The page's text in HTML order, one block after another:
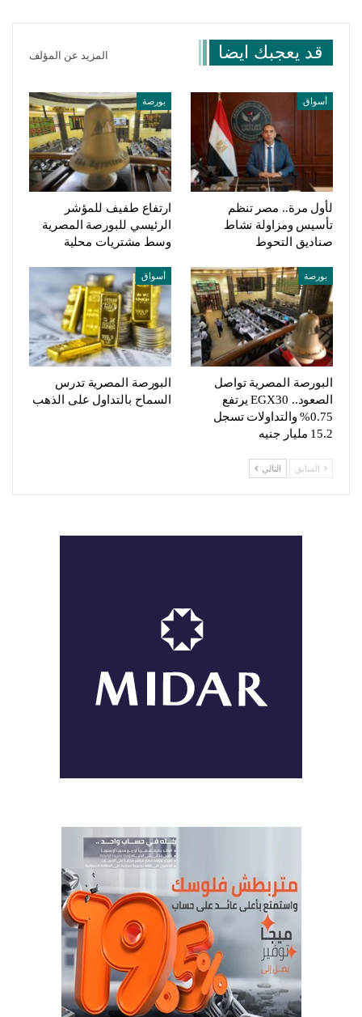
قد يعجبك ايضا المزيد عن المؤلف
أسواق
لأول مرة.. مصر تنظم
تأسيس ومزاولة نشاط
صناديق التحوط
بورصة
ارتفاع طفيف للمؤشر
الرئيسي للبورصة المصرية
وسط مشتريات محلية
بورصة
البورصة المصرية تواصل
الصعود.. EGX30 يرتفع
0.75% والتداولات تسجل
15.2 مليار جنيه
أسواق
البورصة المصرية تدرس
السماح بالتداول على الذهب
السابق التالي